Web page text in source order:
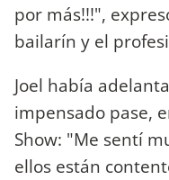
por más!!!",
bailarín y el
Joel había
impensado pase,
Show: "Me sentí
ellos están